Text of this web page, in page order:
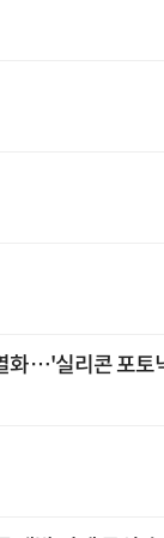
화…'실리콘 포토